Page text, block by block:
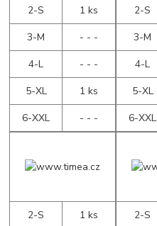
2-S
1 ks
3-M
- - -
4-L
- - -
5-XL
1 ks
6-XXL
- - -
2-S
3-M
4-L
5-XL
6-XXL
2-S 1 ks 2-S